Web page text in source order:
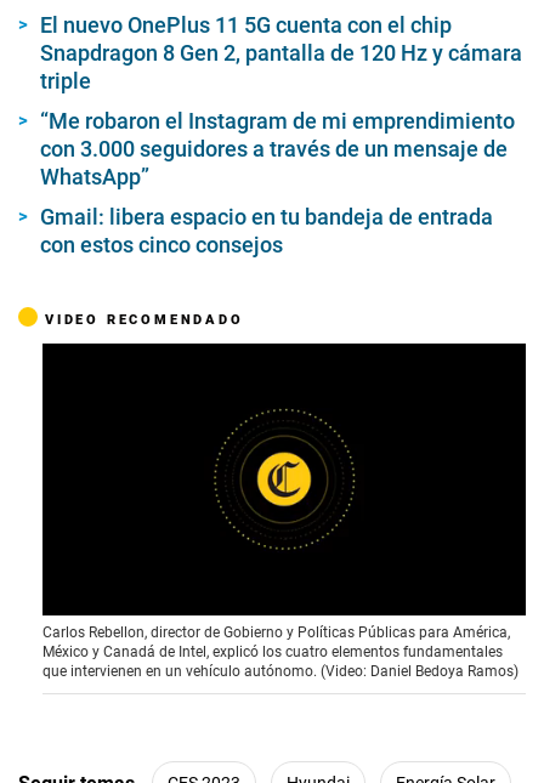
El nuevo OnePlus 11 5G cuenta con el chip
Snapdragon 8 Gen 2, pantalla de 120 Hz y cámara
triple
“Me robaron el Instagram de mi emprendimiento
con 3.000 seguidores a través de un mensaje de
WhatsApp”
Gmail: libera espacio en tu bandeja de entrada
con estos cinco consejos
VIDEO RECOMENDADO
0
o
f
4
m
t
Carlos Rebellon, director de Gobierno y Políticas Públicas para América,
México y Canadá de Intel, explicó los cuatro elementos fundamentales
que intervienen en un vehículo autónomo. (Video: Daniel Bedoya Ramos)